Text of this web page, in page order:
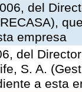
del
empresa
del
S. A.
a esta